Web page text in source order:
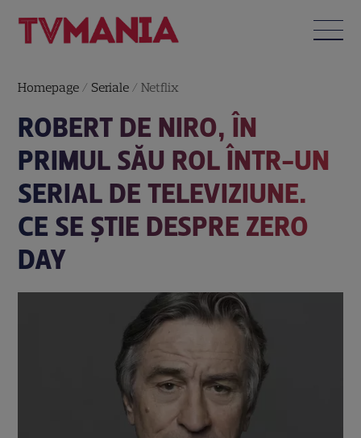
Homepage / Seriale /Netflix
ROBERT DE NIRO, ÎN
PRIMUL SĂU ROL ÎNTR-UN
SERIAL DE TELEVIZIUNE.
CE SE ȘTIE DESPRE ZERO
DAY